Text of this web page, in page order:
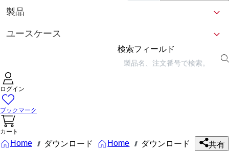
製品
ユースケース
検索フィールド
ログイン
ブックマーク
カート
Home /// ダウンロード Home /// ダウンロード 共有